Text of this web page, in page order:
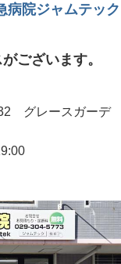
病院ジャムテック
ございます。
グレースガーデ